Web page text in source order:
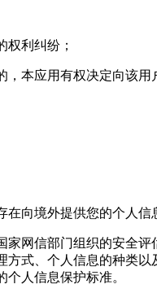
利纠纷；
本应用有权决定向该
向境外提供您的个人信
网信部门组织的安全
式、个人信息的种类
人信息保护标准。